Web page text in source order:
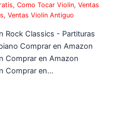
,Como Tocar Violin,Ventas
,Ventas Violin Antiguo
Rock Classics - Partituras
Comprar en Amazon
Comprar en Amazon
Comprar en…